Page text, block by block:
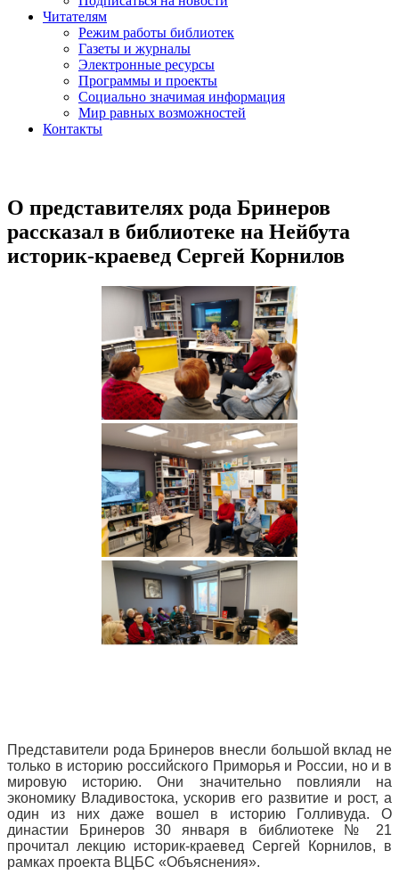
Читателям
Режим работы библиотек
Газеты и журналы
Электронные ресурсы
Программы и проекты
Социально значимая информация
Мир равных возможностей
Контакты
О представителях рода Бринеров
рассказал в библиотеке на Нейбута
историк-краевед Сергей Корнилов
Представители рода Бринеров внесли большой вклад не
только в историю российского Приморья и России, но и в
мировую историю. Они значительно повлияли на
экономику Владивостока, ускорив его развитие и рост, а
один из них даже вошел в историю Голливуда. О
династии Бринеров 30 января в библиотеке № 21
прочитал лекцию историк-краевед Сергей Корнилов, в
рамках проекта ВЦБС «Объяснения».